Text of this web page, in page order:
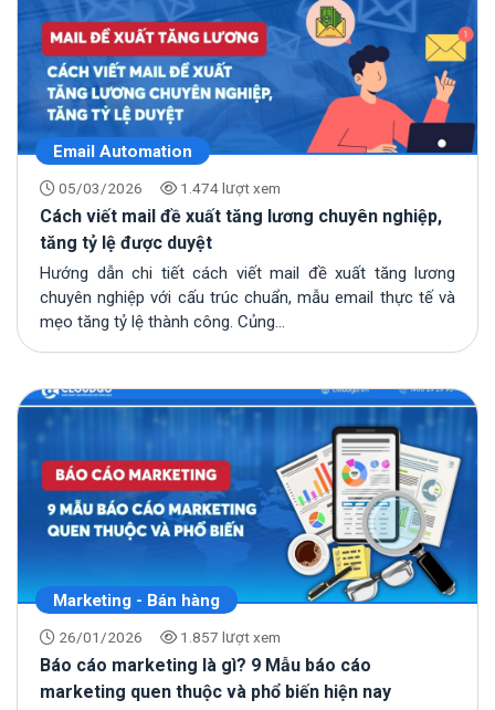
Email Automation
05/03/2026 1.474 lượt xem
Cách viết mail đề xuất tăng lương chuyên nghiệp,
tăng tỷ lệ được duyệt
Hướng dẫn chi tiết cách viết mail đề xuất tăng lương
chuyên nghiệp với cấu trúc chuẩn, mẫu email thực tế và
mẹo tăng tỷ lệ thành công. Củng...
Marketing - Bán hàng
26/01/2026 1.857 lượt xem
Báo cáo marketing là gì? 9 Mẫu báo cáo
marketing quen thuộc và phổ biến hiện nay